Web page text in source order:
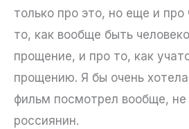
только про это, но еще и про
то, как вообще быть
прощение, и про то, как
прощению. Я бы очень
фильм посмотрел вообще,
россиянин.